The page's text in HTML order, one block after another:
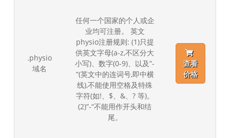
.physio
域名
任何一个国家的个人或企
业均可注册。 英文
physio注册规则: (1)只提
供英文字母(a-z,不区分大
小写)、数字(0-9)、以及”-
“(英文中的连词号,即中横
线),不能使用空格及特殊
字符(如!、$、&、? 等)。
(2)”-“不能用作开头和结
尾。
查看
价格